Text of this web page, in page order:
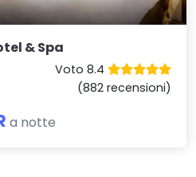
& Spa
Voto 8.4
(882 recensioni)
a notte